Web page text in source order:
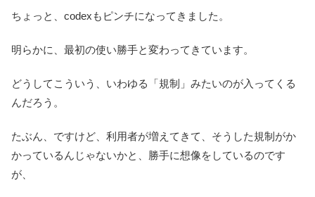
ちょっと、codexもピンチになってきました。
明らかに、最初の使い勝手と変わってきています。
どうしてこういう、いわゆる「規制」みたいのが入ってくる
んだろう。
たぶん、ですけど、利用者が増えてきて、そうした規制がか
かっているんじゃないかと、勝手に想像をしているのです
が、